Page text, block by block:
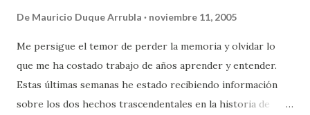
misma forma que los muralistas llevaban la pintura. La
diferencia es que los murales quedan para la posteridad en
un sitio y los cuentos deben ir pasando de boca en boca
convirtiendo en cuentero al que antes fue oyente. Cada una
De Mauricio Duque Arrubla noviembre 11, 2005
Me persigue el temor de perder la memoria y olvidar lo
que me ha costado trabajo de años aprender y entender.
Estas últimas semanas he estado recibiendo información
sobre los dos hechos trascendentales en la historia de